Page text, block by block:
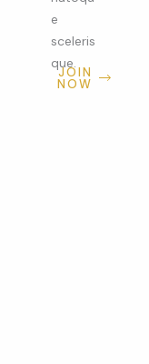
e
sceleris
que.
JOIN
NOW